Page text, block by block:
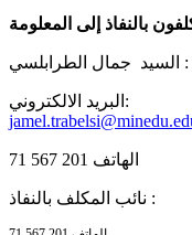
بالنفاذ إلى المعلومة
: السيد جمال الطرابلسي
البريد الالكتروني:
نائب المكلف بالنفاذ :